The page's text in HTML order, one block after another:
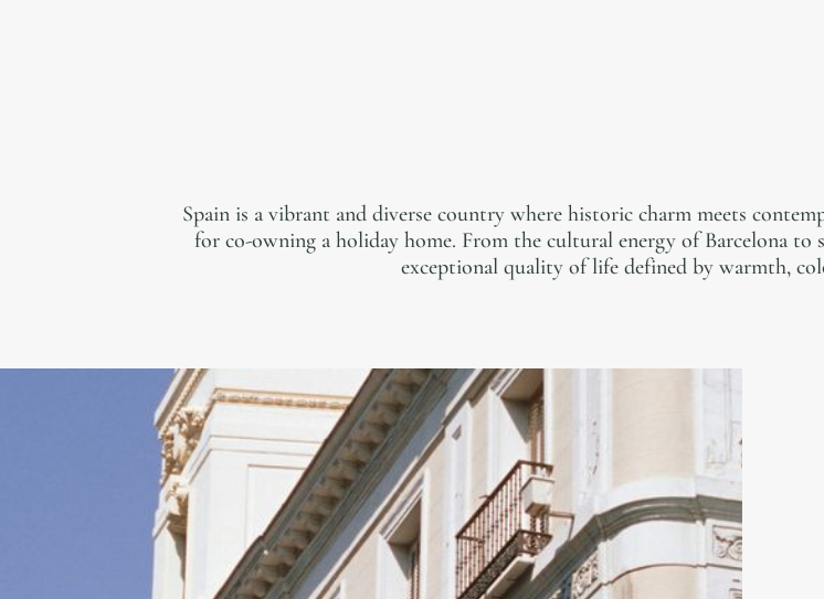
Spain is a vibrant and diverse country where historic charm meets
for co-owning a holiday home. From the cultural energy of Barcelona to
exceptional quality of life defined by warmth,